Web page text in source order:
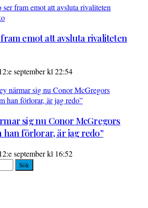
emot att avsluta rivaliteten
12:e september kl 22:54
sig nu Conor McGregors
han förlorar, är jag redo”
12:e september kl 16:52